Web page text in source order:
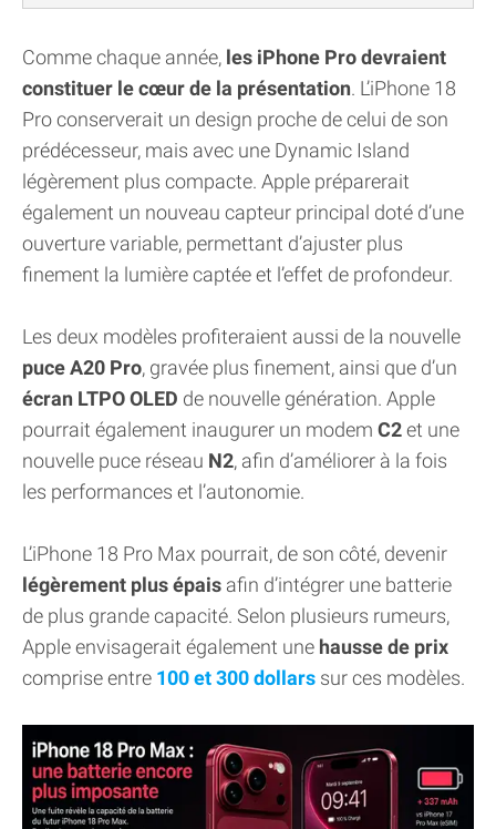
Comme chaque année, les iPhone Pro devraient
constituer le cœur de la présentation. L’iPhone 18
Pro conserverait un design proche de celui de son
prédécesseur, mais avec une Dynamic Island
légèrement plus compacte. Apple préparerait
également un nouveau capteur principal doté d’une
ouverture variable, permettant d’ajuster plus
finement la lumière captée et l’effet de profondeur.
Les deux modèles profiteraient aussi de la nouvelle
puce A20 Pro, gravée plus finement, ainsi que d’un
écran LTPO OLED de nouvelle génération. Apple
pourrait également inaugurer un modem C2et une
nouvelle puce réseau N2, afin d’améliorer à la fois
les performances et l’autonomie.
L’iPhone 18 Pro Max pourrait, de son côté, devenir
légèrement plus épais afin d’intégrer une batterie
de plus grande capacité. Selon plusieurs rumeurs,
Apple envisagerait également une hausse de prix
comprise entre 100 et 300 dollars sur ces modèles.